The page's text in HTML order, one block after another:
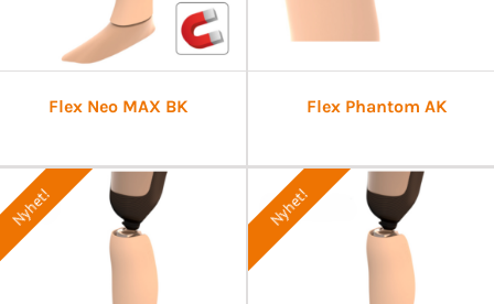
Flex Neo MAX BK Flex Phantom AK
Nyhet! Nyhet!